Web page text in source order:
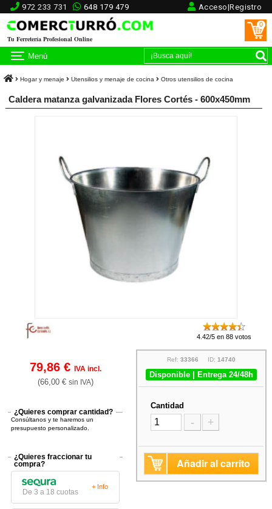
972 233 731 648 179 479 Acceso|Registro
Tu Ferretería Profesional Online
0
Menú
Hogar y menaje Utensilios y menaje de cocina Otros utensilios de cocina
Caldera matanza galvanizada Flores Cortés - 600x450mm
4.42/5 en 88 votos
79,86 € IVA incl.
(66,00 € sin IVA)
¿Quieres comprar cantidad?
Consúltanos y te haremos un
presupuesto personalizado.
¿Quieres fraccionar tu
compra?
De 3 a 18 cuotas
+ Info
Ref: 33366 ID: 14740
Disponible | Entrega 24/48h
Cantidad
- +
Añadir al carrito